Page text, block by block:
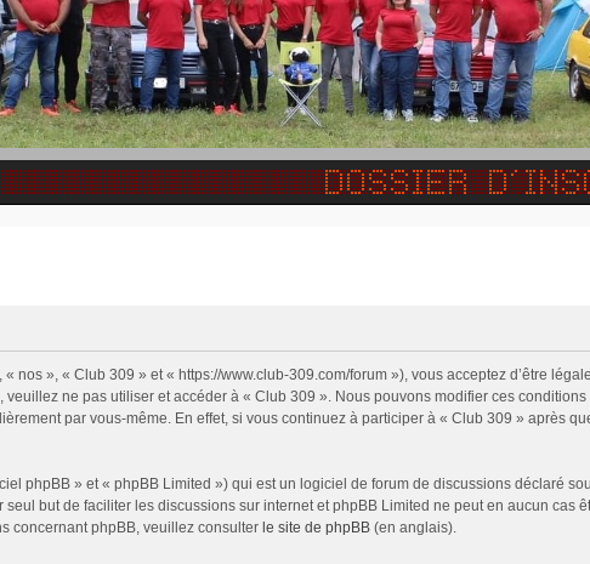
nos », « Club 309 » et « https://www.club-309.com/forum »), vous acceptez d’être
ne pas utiliser et accéder à « Club 309 ». Nous pouvons modifier ces
par vous-même. En effet, si vous continuez à participer à « Club 309 » après
phpBB » et « phpBB Limited ») qui est un logiciel de forum de discussions déclaré
but de faciliter les discussions sur internet et phpBB Limited ne peut en aucun cas
concernant phpBB, veuillez consulter le site de phpBB(en anglais).